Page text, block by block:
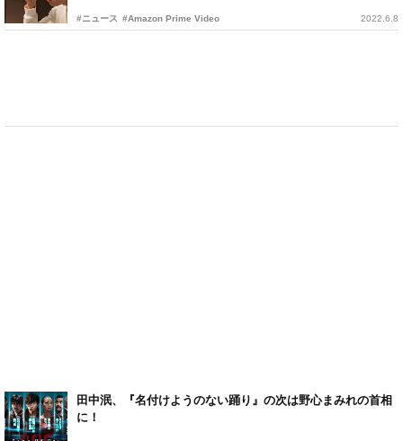
#ニュース #Amazon Prime Video 2022.6.8
田中泯、『名付けようのない踊り』の次は野心まみれの首相
に！